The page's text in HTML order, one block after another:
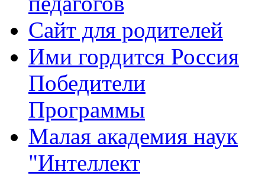
Сайт для родителей
Ими гордится Россия
Победители
Программы
Малая академия наук
"Интеллект